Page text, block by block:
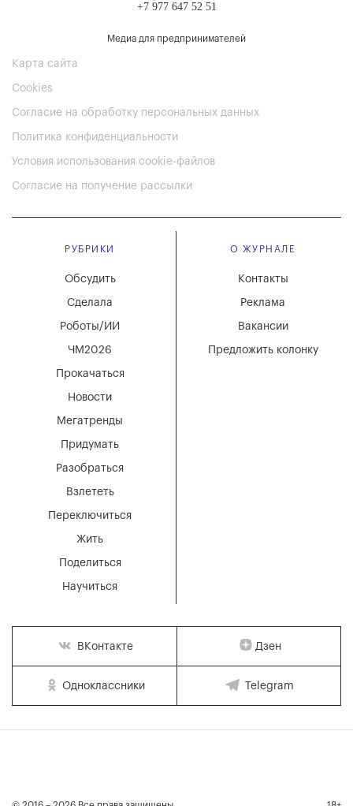
+7 977 647 52 51
Медиа для предпринимателей
Карта сайта
Cookies
Согласие на обработку персональных данных
Политика конфиденциальности
Условия использования cookie-файлов
Согласие на получение рассылки
РУБРИКИ
Мегатренды
Придумать
Разобраться
Взлететь
Новости
Переключиться
Жить
Поделиться
Научиться
Обсудить
Сделала
Роботы/ИИ
ЧМ2026
Прокачаться
О ЖУРНАЛЕ
Вакансии
Реклама
Контакты
Предложить колонку
ВКонтакте Дзен
Одноклассники Telegram